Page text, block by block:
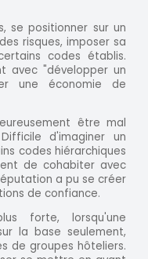
se positionner sur un
risques, imposer sa
codes établis.
avec "développer un
une économie de
être mal
d'imaginer un
codes hiérarchiques
de cohabiter avec
a pu se créer
de confiance.
forte, lorsqu'une
la base seulement,
de groupes hôteliers.